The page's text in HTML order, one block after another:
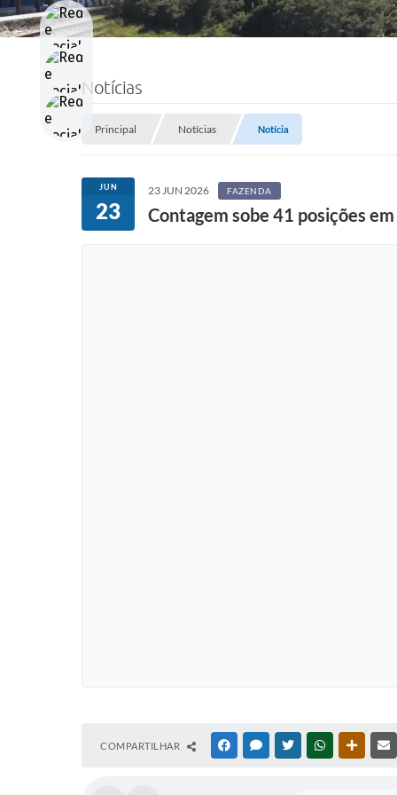
Notícias
Principal Notícias Notícia
JUN
23
23 JUN 2026 FAZENDA
Contagem sobe 41 posições
COMPARTILHAR FACEBOOKMESSENGER
TWITTERWHATSAPP